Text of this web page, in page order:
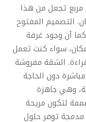
هادئة ومساحة 800 قدم مربع تجعل من هذا
التصميم المفتوح
أن وجود غرفة
سواء كنت تعمل
الشقة مفروشة
دون الحاجة
وهي جاهزة
لتكون مريحة
توفر حلول